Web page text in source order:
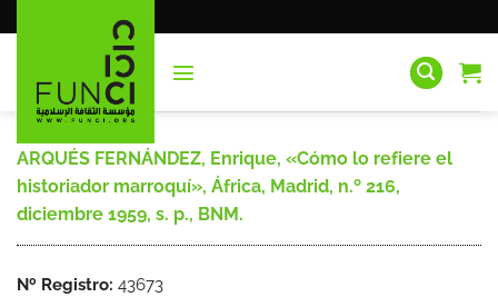
al
ARQUÉS FERNÁNDEZ, Enrique, «Cómo lo refiere el
historiador marroquí», África, Madrid, n.º 216,
diciembre 1959, s. p., BNM.
Nº Registro: 43673